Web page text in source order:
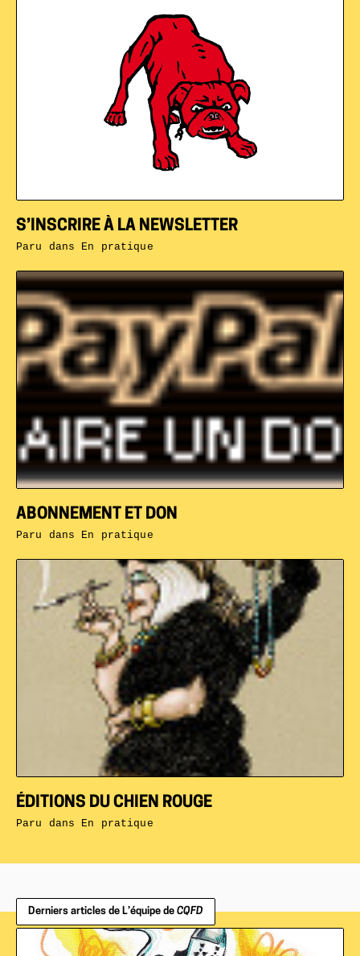
ÉDITIONS DU CHIEN ROUGE
Paru dans En pratique
ABONNEMENT ET DON
Paru dans En pratique
S’INSCRIRE À LA NEWSLETTER
Paru dans En pratique
Derniers articles de L’équipe de CQFD